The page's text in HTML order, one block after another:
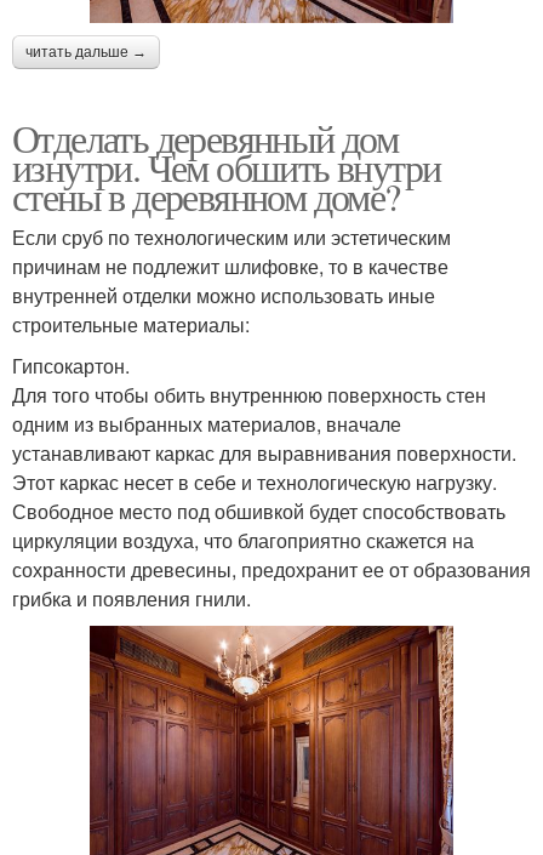
читать дальше →
Отделать деревянный дом
изнутри. Чем обшить внутри
стены в деревянном доме?
Если сруб по технологическим или эстетическим
причинам не подлежит шлифовке, то в качестве
внутренней отделки можно использовать иные
строительные материалы:
Гипсокартон.
Для того чтобы обить внутреннюю поверхность стен
одним из выбранных материалов, вначале
устанавливают каркас для выравнивания поверхности.
Этот каркас несет в себе и технологическую нагрузку.
Свободное место под обшивкой будет способствовать
циркуляции воздуха, что благоприятно скажется на
сохранности древесины, предохранит ее от образования
грибка и появления гнили.